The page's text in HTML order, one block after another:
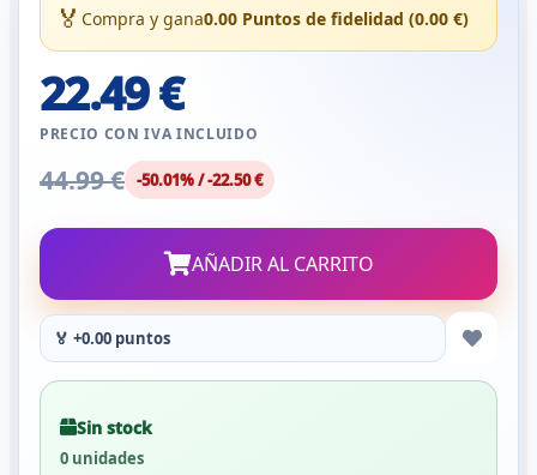
🏅 Compra y gana0.00 Puntos de fidelidad (0.00 €)
22.49 €
PRECIO CON IVA INCLUIDO
44.99 € -50.01% / -22.50 €
AÑADIR AL CARRITO
🏅 +0.00 puntos
Sin stock
0 unidades